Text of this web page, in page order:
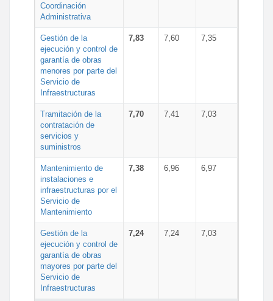
Coordinación
Administrativa
Gestión de la
ejecución y control de
garantía de obras
menores por parte del
Servicio de
Infraestructuras
7,83 7,60 7,35
Tramitación de la
contratación de
servicios y
suministros
7,70 7,41 7,03
Mantenimiento de
instalaciones e
infraestructuras por el
Servicio de
Mantenimiento
7,38 6,96 6,97
Gestión de la
ejecución y control de
garantía de obras
mayores por parte del
Servicio de
Infraestructuras
7,24 7,24 7,03